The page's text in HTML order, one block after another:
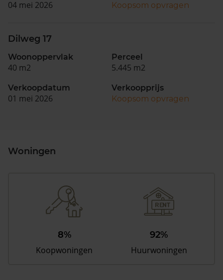
04 mei 2026
Koopsom opvragen
Dilweg 17
Woonoppervlak
40 m2
Perceel
5.445 m2
Verkoopdatum
01 mei 2026
Verkoopprijs
Koopsom opvragen
Woningen
8%
Koopwoningen
92%
Huurwoningen